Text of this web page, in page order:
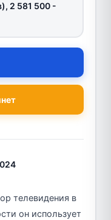
2 581 500 -
телевидения в
он использует